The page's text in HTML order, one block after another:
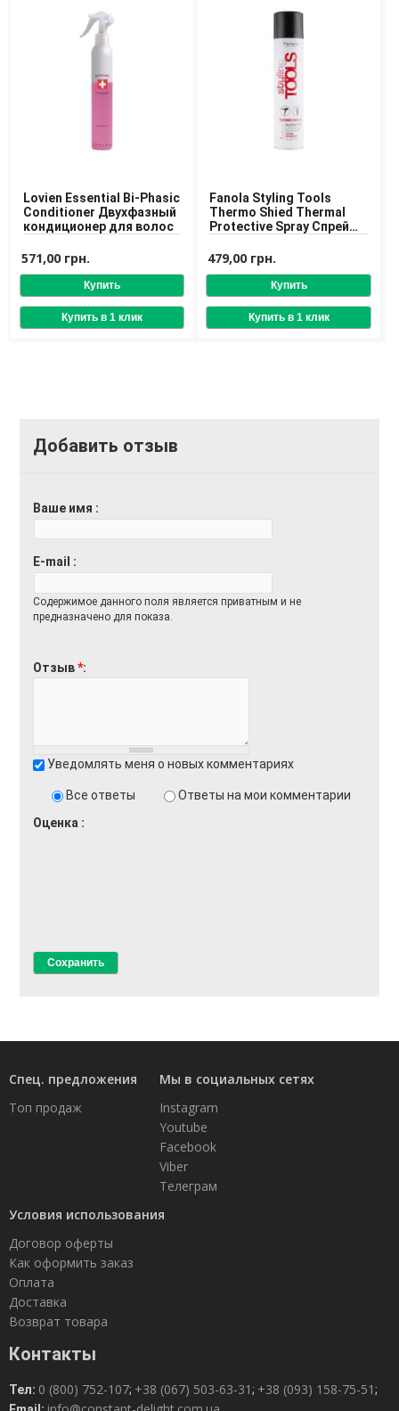
Lovien Essential Bi-Phasic
Conditioner Двухфазный
кондиционер для волос
571,00 грн.
Fanola Styling Tools
Thermo Shied Thermal
Protective Spray Спрей
волос
479,00 грн.
Добавить отзыв
Ваше имя
E-mail
Содержимое данного поля является приватным и не
предназначено для показа.
Отзыв*
Уведомлять меня о новых комментариях
Все ответы
Ответы на мои комментарии
Оценка
Спец. предложения
Топ продаж
Мы в социальных сетях
Instagram
Youtube
Facebook
Viber
Телеграм
Условия использования
Договор оферты
Как оформить заказ
Оплата
Доставка
Возврат товара
Контакты
Тел: 0 (800) 752-107; +38 (067) 503-63-31; +38 (093) 158-75-51;